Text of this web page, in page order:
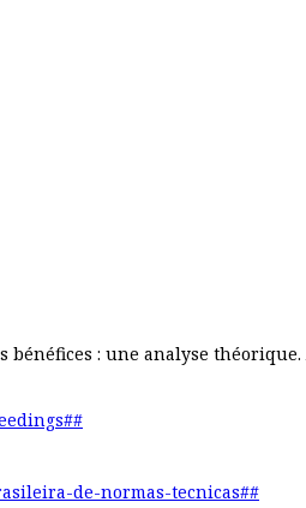
bénéfices : une analyse théorique.
de-normas-tecnicas##